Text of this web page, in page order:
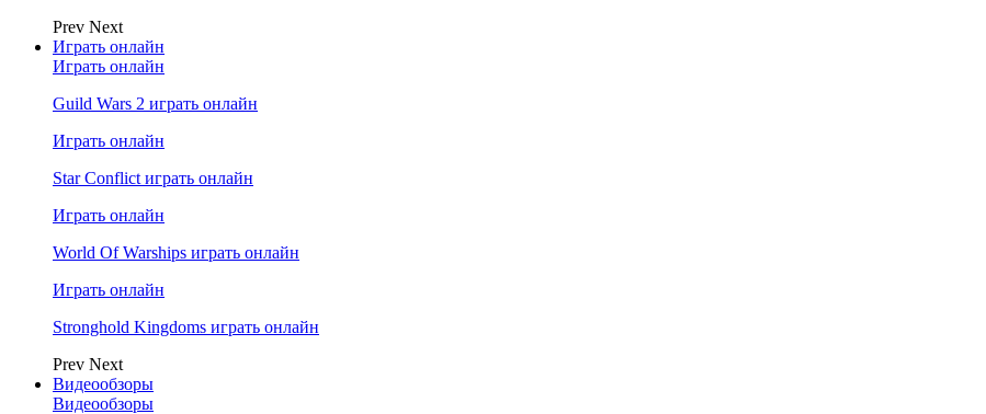
Prev Next
Играть онлайн
Играть онлайн
Guild Wars 2 играть онлайн
Играть онлайн
Star Conflict играть онлайн
Играть онлайн
World Of Warships играть онлайн
Играть онлайн
Stronghold Kingdoms играть онлайн
Prev Next
Видеообзоры
Видеообзоры